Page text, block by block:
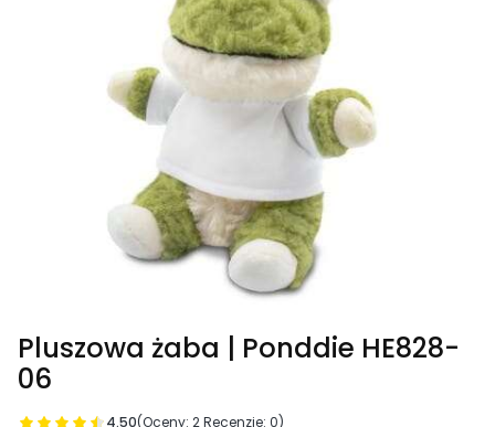
Pluszowa żaba | Ponddie HE828-
06
4.50(Oceny: 2 Recenzje: 0)